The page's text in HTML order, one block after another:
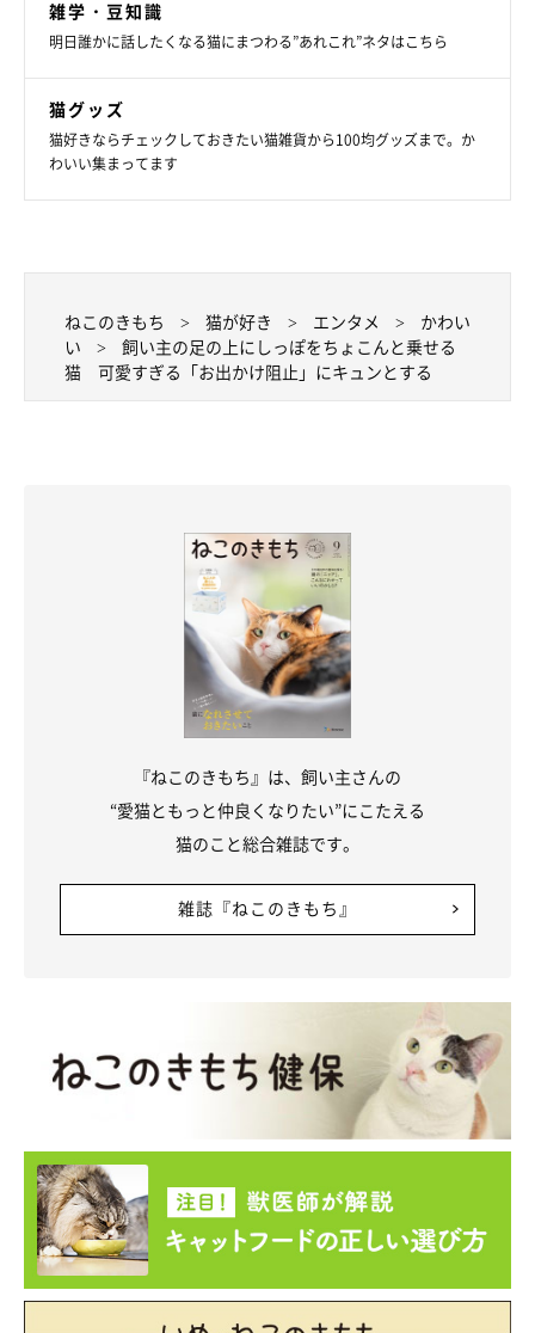
雑学・豆知識
明日誰かに話したくなる猫にまつわる”あれこれ”ネタはこちら
猫グッズ
猫好きならチェックしておきたい猫雑貨から100均グッズまで。か
わいい集まってます
ねこのきもち 猫が好き エンタメ
かわい
い
飼い主の足の上にしっぽをちょこんと乗せる
猫 可愛すぎる「お出かけ阻止」にキュンとする
『ねこのきもち』は、飼い主さんの
“愛猫ともっと仲良くなりたい”にこたえる
猫のこと総合雑誌です。
雑誌『ねこのきもち』